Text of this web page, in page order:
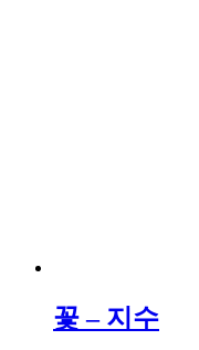
꽃 – 지수